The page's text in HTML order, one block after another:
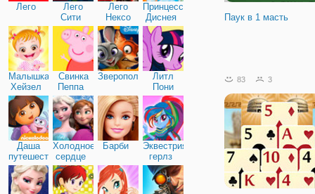
Лего
Лего
Сити
Лего
Нексо
Найтс
Принцессы
Диснея
Малышка
Хейзел
Свинка
Пеппа
Зверополис
Литл
Пони
Дружба
Даша
путешественница
Холодное
сердце
Барби
Эквестрия
герлз
Паук в 1 масть
83 3